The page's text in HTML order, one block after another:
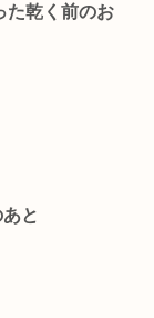
た乾く前のお
と